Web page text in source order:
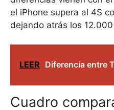
el iPhone supera al 4S
dejando atrás los
LEER Diferencia entre
Cuadro